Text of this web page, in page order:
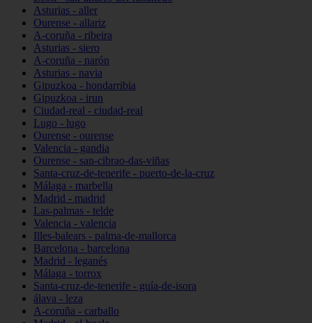
Asturias - aller
Ourense - allariz
A-coruña - ribeira
Asturias - siero
A-coruña - narón
Asturias - navia
Gipuzkoa - hondarribia
Gipuzkoa - irun
Ciudad-real - ciudad-real
Lugo - lugo
Ourense - ourense
Valencia - gandia
Ourense - san-cibrao-das-viñas
Santa-cruz-de-tenerife - puerto-de-la-cruz
Málaga - marbella
Madrid - madrid
Las-palmas - telde
Valencia - valencia
Illes-balears - palma-de-mallorca
Barcelona - barcelona
Madrid - leganés
Málaga - torrox
Santa-cruz-de-tenerife - guía-de-isora
álava - leza
A-coruña - carballo